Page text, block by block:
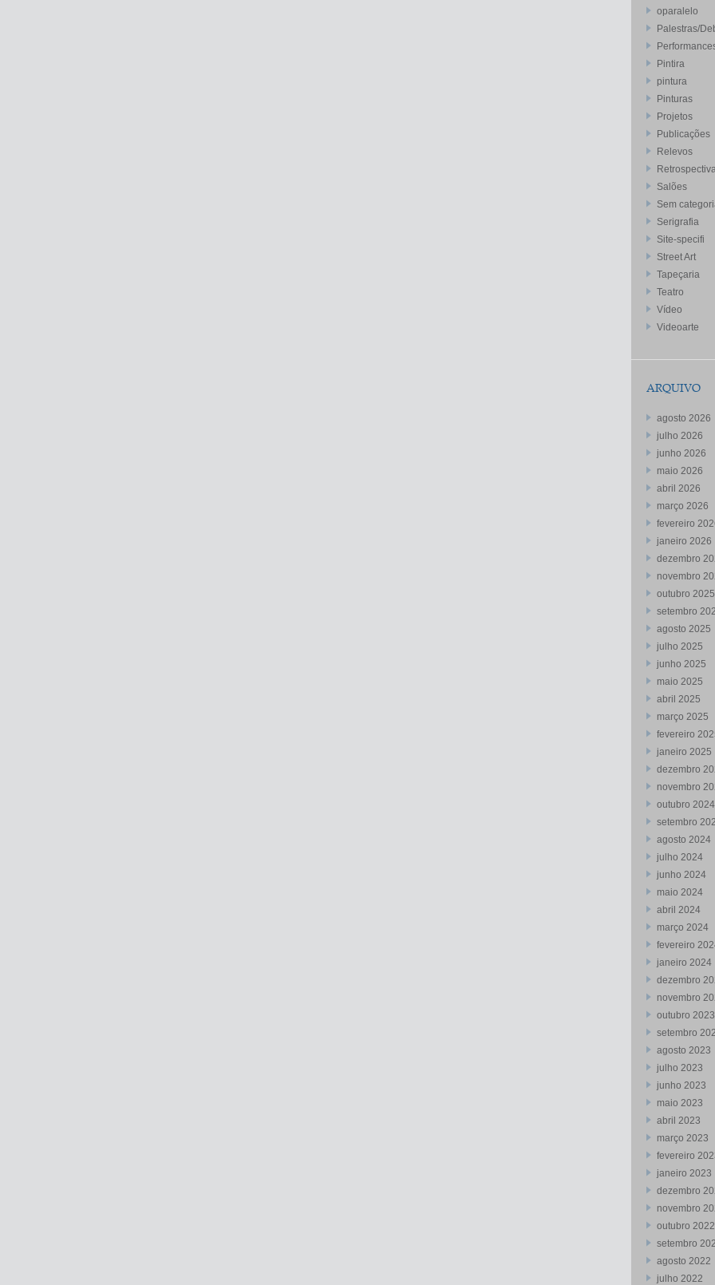
oparalelo
Palestras/
Pintira
pintura
Pinturas
Projetos
Publicações
Relevos
Salões
Sem
Serigrafia
Site-specifi
Street Art
Tapeçaria
Teatro
Vídeo
Videoarte
ARQUIVO
agosto 2026
julho 2026
junho 2026
maio 2026
abril 2026
março 2026
fevereiro
janeiro 2026
dezembro
novembro
outubro 2025
setembro
agosto 2025
julho 2025
junho 2025
maio 2025
abril 2025
março 2025
fevereiro
janeiro 2025
dezembro
novembro
outubro 2024
setembro
agosto 2024
julho 2024
junho 2024
maio 2024
abril 2024
março 2024
fevereiro
janeiro 2024
dezembro
novembro
outubro 2023
setembro
agosto 2023
julho 2023
junho 2023
maio 2023
abril 2023
março 2023
fevereiro
janeiro 2023
dezembro
novembro
outubro 2022
setembro
agosto 2022
julho 2022